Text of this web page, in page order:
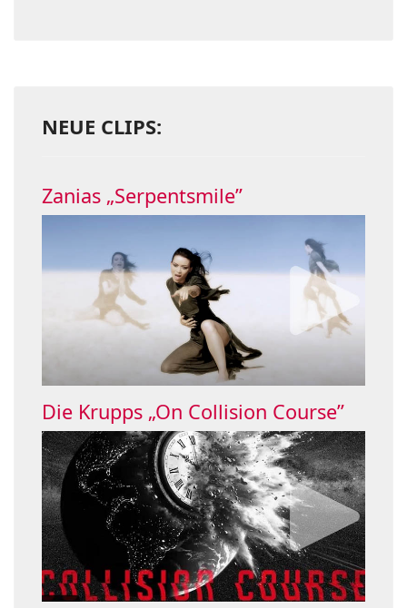
NEUE CLIPS:
Zanias „Serpentsmile”
Die Krupps „On Collision Course”